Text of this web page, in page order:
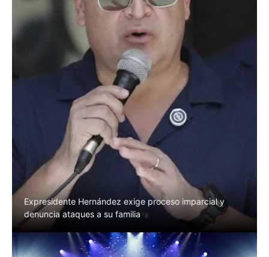
Expresidente Hernández exige proceso imparcial y
denuncia ataques a su familia